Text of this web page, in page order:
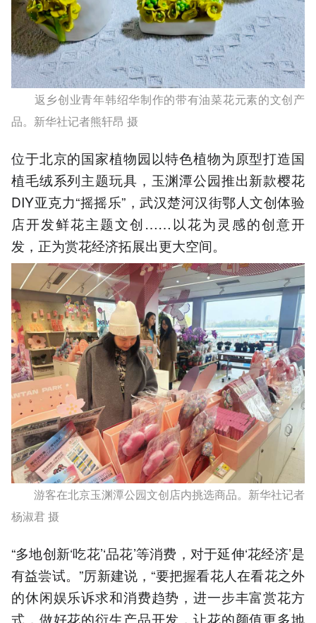
返乡创业青年韩绍华制作的带有油菜花元素的文创产
品。新华社记者熊轩昂 摄
位于北京的国家植物园以特色植物为原型打造国
植毛绒系列主题玩具，玉渊潭公园推出新款樱花
DIY亚克力“摇摇乐”，武汉楚河汉街鄂人文创体验
店开发鲜花主题文创……以花为灵感的创意开
发，正为赏花经济拓展出更大空间。
游客在北京玉渊潭公园文创店内挑选商品。新华社记者
杨淑君 摄
“多地创新‘吃花’‘品花’等消费，对于延伸‘花经济’是
有益尝试。”厉新建说，“要把握看花人在看花之外
的休闲娱乐诉求和消费趋势，进一步丰富赏花方
式，做好花的衍生产品开发，让花的颜值更多地